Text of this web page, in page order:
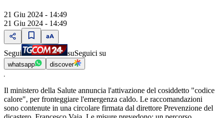
21 Giu 2024 - 14:49
21 Giu 2024 - 14:49
Segui suSeguici su
whatsapp discover
Il ministero della Salute annuncia l'attivazione del cosiddetto "codice
calore", per fronteggiare l'emergenza caldo. Le raccomandazioni
sono contenute in una circolare firmata dal direttore Prevenzione del